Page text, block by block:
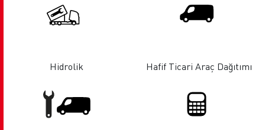
Hidrolik Hafif Ticari Araç Dağıtımı